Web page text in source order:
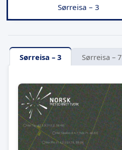
Sørreisa – 3
Sørreisa – 3 Sørreisa – 7